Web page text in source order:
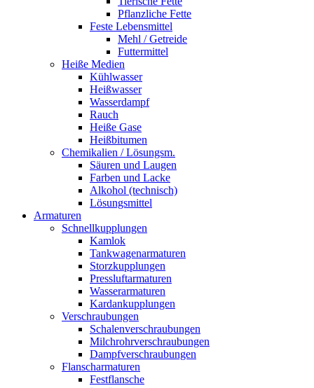
Pflanzliche Fette
Feste Lebensmittel
Mehl / Getreide
Futtermittel
Heiße Medien
Kühlwasser
Heißwasser
Wasserdampf
Rauch
Heiße Gase
Heißbitumen
Chemikalien / Lösungsm.
Säuren und Laugen
Farben und Lacke
Alkohol (technisch)
Lösungsmittel
Armaturen
Schnellkupplungen
Kamlok
Tankwagenarmaturen
Storzkupplungen
Pressluftarmaturen
Wasserarmaturen
Kardankupplungen
Verschraubungen
Schalenverschraubungen
Milchrohrverschraubungen
Dampfverschraubungen
Flanscharmaturen
Festflansche